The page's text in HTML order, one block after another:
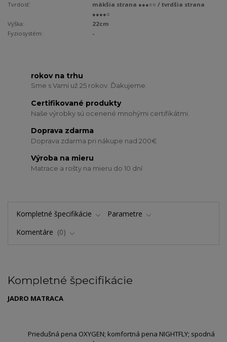
Tvrdosť:
mäkšia strana ●●●○○ / tvrdšia strana
●●●●○
Výška:
22cm
Fyziosystém:
-
rokov na trhu
Sme s Vami už 25 rokov. Ďakujeme.
Certifikované produkty
Naše výrobky sú ocenené mnohými certifikátmi.
Doprava zdarma
Doprava zdarma pri nákupe nad 200€
Výroba na mieru
Matrace a rošty na mieru do 10 dní
Kompletné špecifikácie
Parametre
Komentáre
0
Kompletné špecifikácie
JADRO MATRACA
Priedušná pena OXYGEN; komfortná pena NIGHTFLY; spodná